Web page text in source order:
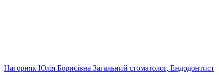
Нагорняк Юлія Борисівна Загальний стоматолог, Ендодонтист